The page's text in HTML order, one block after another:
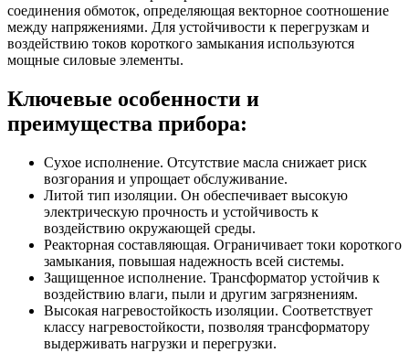
соединения обмоток, определяющая векторное соотношение
между напряжениями. Для устойчивости к перегрузкам и
воздействию токов короткого замыкания используются
мощные силовые элементы.
Ключевые особенности и
преимущества прибора:
Сухое исполнение. Отсутствие масла снижает риск
возгорания и упрощает обслуживание.
Литой тип изоляции. Он обеспечивает высокую
электрическую прочность и устойчивость к
воздействию окружающей среды.
Реакторная составляющая. Ограничивает токи короткого
замыкания, повышая надежность всей системы.
Защищенное исполнение. Трансформатор устойчив к
воздействию влаги, пыли и другим загрязнениям.
Высокая нагревостойкость изоляции. Соответствует
классу нагревостойкости, позволяя трансформатору
выдерживать нагрузки и перегрузки.